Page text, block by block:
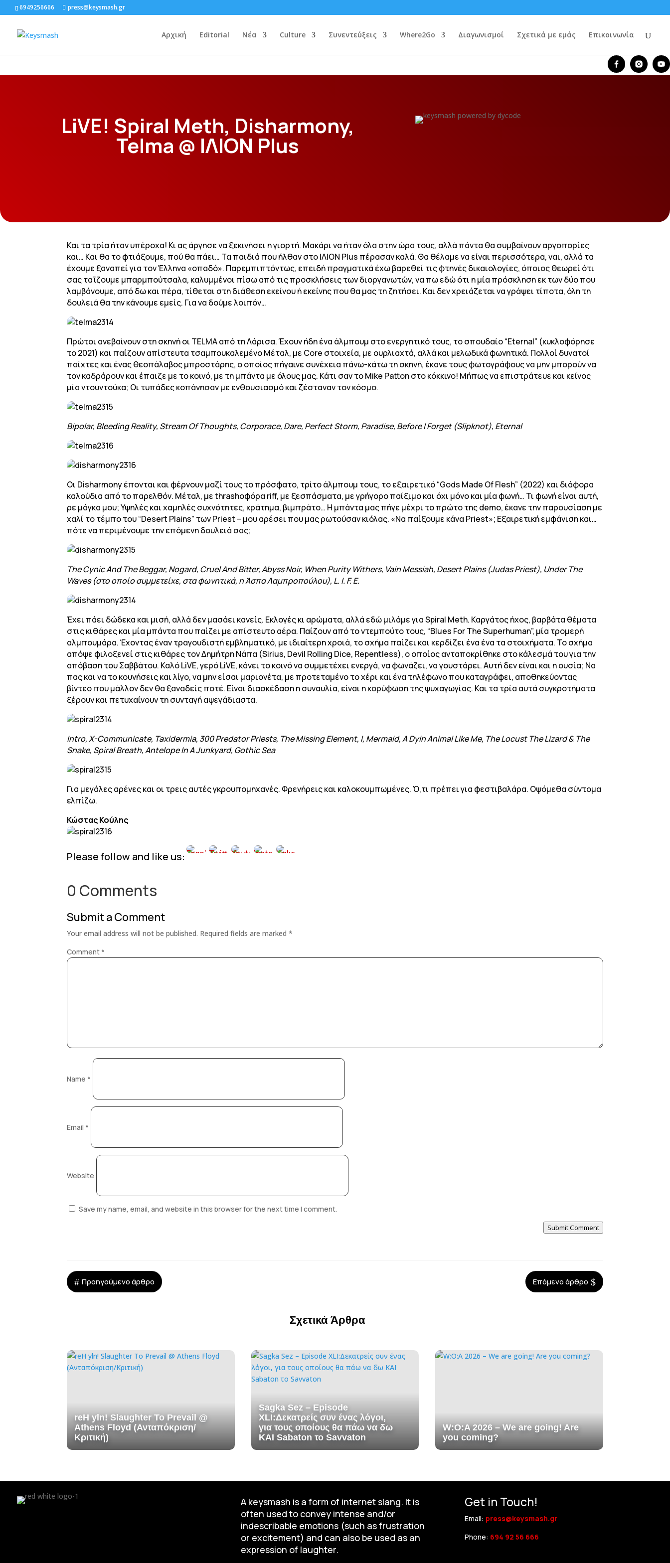
6949256666 press@keysmash.gr
Αρχική Editorial Νέα Culture Συνεντεύξεις Where2Go Διαγωνισμοί Σχετικά με εμάς Επικοινωνία
LiVE! Spiral Meth, Disharmony,
Telma @ ΙΛΙΟΝ Plus
Και τα τρία ήταν υπέροχα! Κι ας άργησε να ξεκινήσει η γιορτή. Μακάρι να ήταν όλα στην ώρα τους, αλλά πάντα θα συμβαίνουν αργοπορίες
και… Και θα το φτιάξουμε, πού θα πάει… Τα παιδιά που ήλθαν στο ΙΛΙΟΝ Plus πέρασαν καλά. Θα θέλαμε να είναι περισσότερα, ναι, αλλά τα
έχουμε ξαναπεί για τον Έλληνα «οπαδό». Παρεμπιπτόντως, επειδή πραγματικά έχω βαρεθεί τις φτηνές δικαιολογίες, όποιος θεωρεί ότι
σας ταΐζουμε μπαρμπούτσαλα, καλυμμένοι πίσω από τις προσκλήσεις των διοργανωτών, να πω εδώ ότι η μία πρόσκληση εκ των δύο που
λαμβάνουμε, από δω και πέρα, τίθεται στη διάθεση εκείνου ή εκείνης που θα μας τη ζητήσει. Και δεν χρειάζεται να γράψει τίποτα, όλη τη
δουλειά θα την κάνουμε εμείς. Για να δούμε λοιπόν…
Πρώτοι ανεβαίνουν στη σκηνή οι TELMA από τη Λάρισα. Έχουν ήδη ένα άλμπουμ στο ενεργητικό τους, το σπουδαίο “Eternal” (κυκλοφόρησε
το 2021) και παίζουν απίστευτα τσαμπουκαλεμένο Μέταλ, με Core στοιχεία, με ουρλιαχτά, αλλά και μελωδικά φωνητικά. Πολλοί δυνατοί
παίχτες και ένας θεοπάλαβος μπροστάρης, ο οποίος πήγαινε συνέχεια πάνω-κάτω τη σκηνή, έκανε τους φωτογράφους να μην μπορούν να
τον καδράρουν και έπαιζε με το κοινό, με τη μπάντα με όλους μας. Κάτι σαν το Mike Patton στο κόκκινο! Μήπως να επιστράτευε και κείνος
μία ντουντούκα; Οι τυπάδες κοπάνησαν με ενθουσιασμό και ζέσταναν τον κόσμο.
Bipolar, Bleeding Reality, Stream Of Thoughts, Corporace, Dare, Perfect Storm, Paradise, Before I Forget (Slipknot), Eternal
Οι Disharmony έπονται και φέρνουν μαζί τους το πρόσφατο, τρίτο άλμπουμ τους, το εξαιρετικό “Gods Made Of Flesh” (2022) και διάφορα
καλούδια από το παρελθόν. Μέταλ, με thrashοφόρα riff, με ξεσπάσματα, με γρήγορο παίξιμο και όχι μόνο και μία φωνή… Τι φωνή είναι αυτή,
ρε μάγκα μου; Υψηλές και χαμηλές συχνότητες, κράτημα, βιμπράτο… Η μπάντα μας πήγε μέχρι το πρώτο της demo, έκανε την παρουσίαση με
χαλί το τέμπο του “Desert Plains” των Priest – μου αρέσει που μας ρωτούσαν κιόλας. «Να παίξουμε κάνα Priest»; Εξαιρετική εμφάνιση και…
πότε να περιμένουμε την επόμενη δουλειά σας;
The Cynic And The Beggar, Nogard, Cruel And Bitter, Abyss Noir, When Purity Withers, Vain Messiah, Desert Plains (Judas Priest), Under The
Waves (στο οποίο συμμετείχε, στα φωνητικά, η Άσπα Λαμπροπούλου), L. I. F. E.
Έχει πάει δώδεκα και μισή, αλλά δεν μασάει κανείς. Εκλογές κι αρώματα, αλλά εδώ μιλάμε για Spiral Meth. Καργάτος ήχος, βαρβάτα θέματα
στις κιθάρες και μία μπάντα που παίζει με απίστευτο αέρα. Παίζουν από το ντεμπούτο τους, “Blues For The Superhuman”, μία τρομερή
αλμπουμάρα. Έχοντας έναν τραγουδιστή εμβληματικό, με ιδιαίτερη χροιά, το σχήμα παίζει και κερδίζει ένα ένα τα στοιχήματα. Το σχήμα
απόψε φιλοξενεί στις κιθάρες τον Δημήτρη Νάπα (Sirius, Devil Rolling Dice, Repentless), ο οποίος ανταποκρίθηκε στο κάλεσμά του για την
απόβαση του Σαββάτου. Καλό LiVE, γερό LiVE, κάνει το κοινό να συμμετέχει ενεργά, να φωνάζει, να γουστάρει. Αυτή δεν είναι και η ουσία; Να
πας και να το κουνήσεις και λίγο, να μην είσαι μαριονέτα, με προτεταμένο το χέρι και ένα τηλέφωνο που καταγράφει, αποθηκεύοντας
βίντεο που μάλλον δεν θα ξαναδείς ποτέ. Είναι διασκέδαση η συναυλία, είναι η κορύφωση της ψυχαγωγίας. Και τα τρία αυτά συγκροτήματα
ξέρουν και πετυχαίνουν τη συνταγή αψεγάδιαστα.
Intro, X-Communicate, Taxidermia, 300 Predator Priests, The Missing Element, I, Mermaid, A Dyin Animal Like Me, The Locust The Lizard & The
Snake, Spiral Breath, Antelope In A Junkyard, Gothic Sea
Για μεγάλες αρένες και οι τρεις αυτές γκρουπομηχανές. Φρενήρεις και καλοκουμπωμένες. Ό,τι πρέπει για φεστιβαλάρα. Οψόμεθα σύντομα
ελπίζω.
Κώστας Κούλης
Please follow and like us:
0 Comments
Submit a Comment
Your email address will not be published. Required fields are marked*
Comment *
Name *
Email *
Website
Save my name, email, and website in this browser for the next time I comment.
Submit Comment
# Προηγούμενο άρθρο Επόμενο άρθρο $
Σχετικά Άρθρα
reH yln! Slaughter To Prevail @
Athens Floyd (Ανταπόκριση/
Κριτική)
Sagka Sez – Episode
XLI:Δεκατρείς συν ένας λόγοι,
για τους οποίους θα πάω να δω
ΚΑΙ Sabaton το Savvaton
W:O:A 2026 – We are going! Are
you coming?
A keysmash is a form of internet slang. It is
often used to convey intense and/or
indescribable emotions (such as frustration
or excitement) and can also be used as an
expression of laughter.
Get in Touch!
Email: press@keysmash.gr
Phone: 694 92 56 666